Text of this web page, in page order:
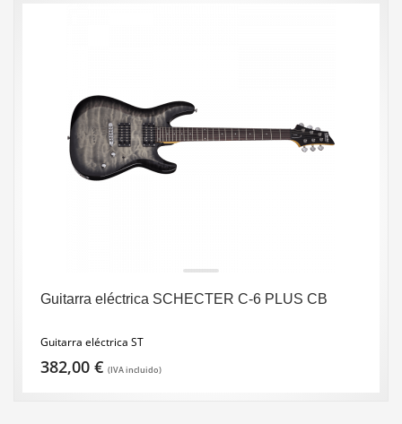
Guitarra eléctrica SCHECTER C-6 PLUS CB
Guitarra eléctrica ST
382,00 € (IVA incluido)